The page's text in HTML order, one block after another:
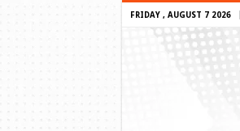
FRIDAY , AUGUST 7 2026